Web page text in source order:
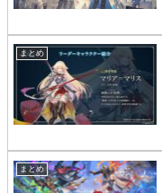
まとめ
まとめ